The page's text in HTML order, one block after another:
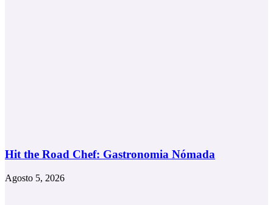
Hit the Road Chef: Gastronomia Nómada
Agosto 5, 2026